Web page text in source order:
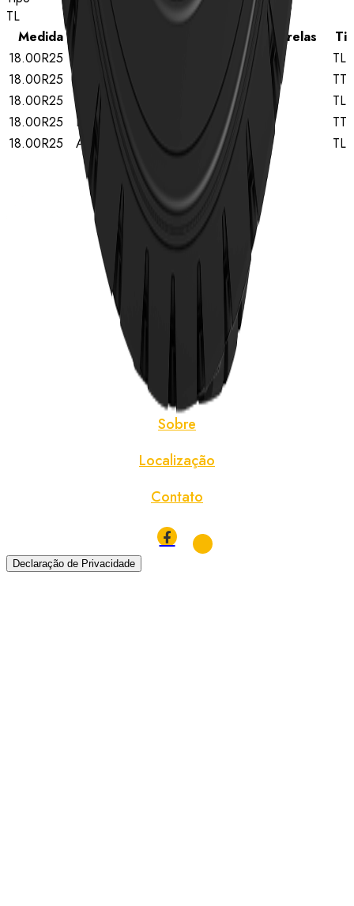
TL
Medida
Composto Classificação de estrelas
18.00R25
TL
18.00R25
TT
18.00R25
TL
18.00R25
B
TT
18.00R25
A ★★★ TL
Início
Notícias
Sobre
Localização
Contato
Declaração de Privacidade